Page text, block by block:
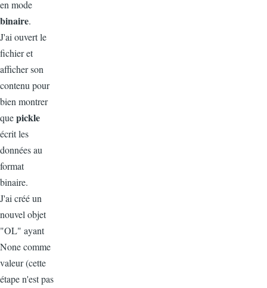
en mode
binaire.
J'ai ouvert le
fichier et
afficher son
contenu pour
bien montrer
quepickle
écrit les
données au
format
binaire.
J'ai créé un
nouvel objet
"OL" ayant
None comme
valeur (cette
étape n'est pas